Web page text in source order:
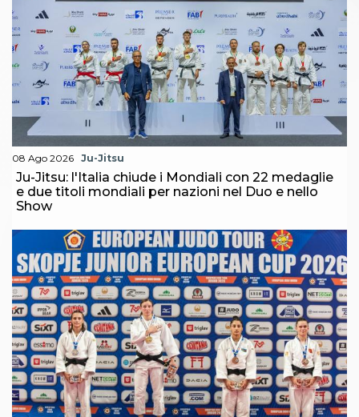
08 Ago 2026 Ju-Jitsu
Ju-Jitsu: l'Italia chiude i Mondiali con 22 medaglie
e due titoli mondiali per nazioni nel Duo e nello
Show